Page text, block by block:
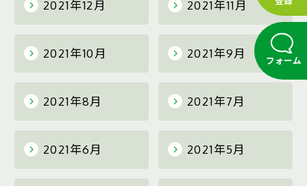
フォーム
2021年12月 2021年11月
2021年10月 2021年9月
2021年8月 2021年7月
2021年6月 2021年5月